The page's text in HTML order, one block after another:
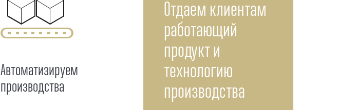
Автоматизируем
производства
Отдаем клиентам
работающий
продукт и
технологию
производства